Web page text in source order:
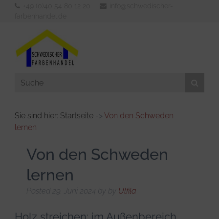
Aussenfarben
Innenfarben
Verdünner & Reiniger
Sie sind hier: Startseite -> Von den Schweden
lernen
Von den Schweden
lernen
Posted 29. Juni 2024 by by Ulfila